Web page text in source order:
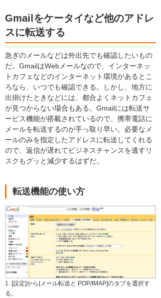
Gmailをケータイなど他のアドレ
スに転送する
急ぎのメールなどは外出先でも確認したいもの
だ。GmailはWebメールなので、インターネッ
トカフェなどのインターネット環境があるとこ
ろなら、いつでも確認できる。しかし、地方に
出掛けたときなどには、都合よくネットカフェ
が見つからない場合もある。Gmailには転送サ
ービス機能が搭載されているので、携帯電話に
メールを転送するのが手っ取り早い。必要なメ
ールのみを指定したアドレスに転送してくれる
ので、返信が遅れてビジネスチャンスを逃すリ
スクもグッと減少するはずだ。
転送機能の使い方
1. [設定]から[メール転送と POP/IMAP]のタブを選択す
る。